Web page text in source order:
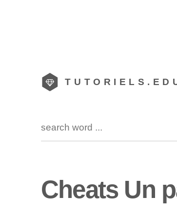
Cheats Un